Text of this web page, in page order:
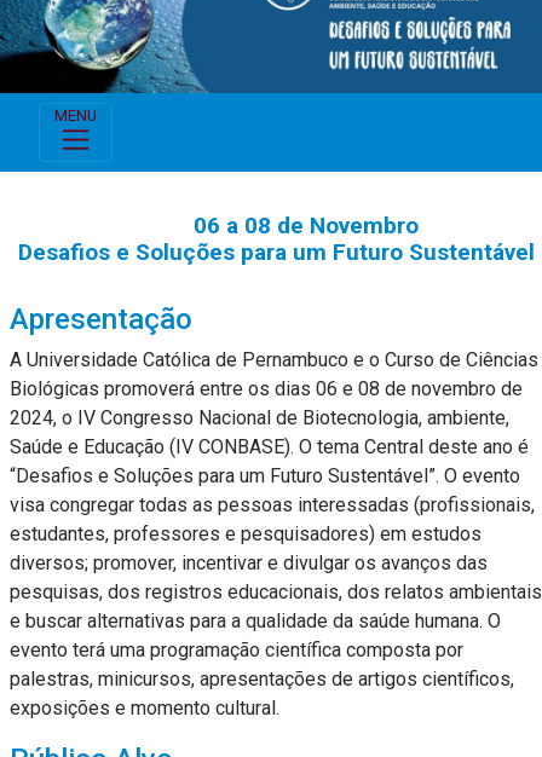
MENU
06 a 08 de Novembro
Desafios e Soluções para um Futuro Sustentável
Apresentação
A Universidade Católica de Pernambuco e o Curso de Ciências
Biológicas promoverá entre os dias 06 e 08 de novembro de
2024, o IV Congresso Nacional de Biotecnologia, ambiente,
Saúde e Educação (IV CONBASE). O tema Central deste ano é
“Desafios e Soluções para um Futuro Sustentável”. O evento
visa congregar todas as pessoas interessadas (profissionais,
estudantes, professores e pesquisadores) em estudos
diversos; promover, incentivar e divulgar os avanços das
pesquisas, dos registros educacionais, dos relatos ambientais
e buscar alternativas para a qualidade da saúde humana. O
evento terá uma programação científica composta por
palestras, minicursos, apresentações de artigos científicos,
exposições e momento cultural.